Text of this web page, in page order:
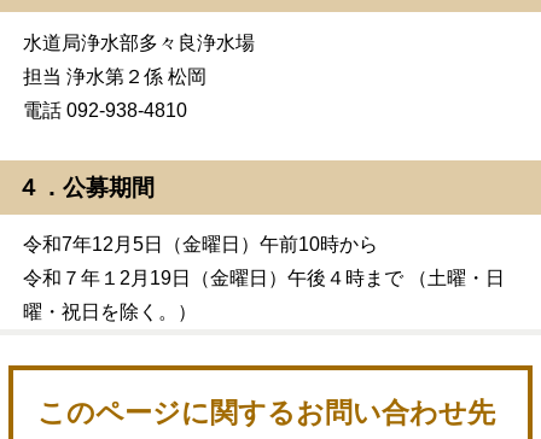
水道局浄水部多々良浄水場
担当 浄水第２係 松岡
電話 092-938-4810
４．公募期間
令和7年12月5日（金曜日）午前10時から
令和７年１2月19日（金曜日）午後４時まで （土曜・日
曜・祝日を除く。）
このページに関するお問い合わせ先